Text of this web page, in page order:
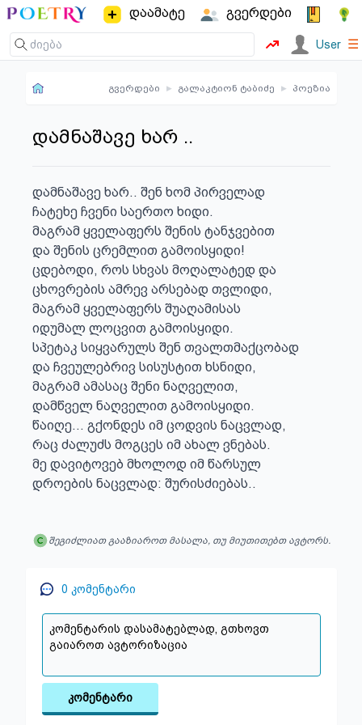
დაამატე გვერდები
User ☰
გვერდები ▸ გალაკტიონ ტაბიძე ▸ პოეზია
დამნაშავე ხარ ..
დამნაშავე ხარ.. შენ ხომ პირველად
ჩატეხე ჩვენი საერთო ხიდი.
მაგრამ ყველაფერს შენის ტანჯვებით
და შენის ცრემლით გამოისყიდი!
ცდებოდი, როს სხვას მოღალატედ და
ცხოვრების ამრევ არსებად თვლიდი,
მაგრამ ყველაფერს შუაღამისას
იდუმალ ლოცვით გამოისყიდი.
სპეტაკ სიყვარულს შენ თვალთმაქცობად
და ჩვეულებრივ სისუსტით ხსნიდი,
მაგრამ ამასაც შენი ნაღველით,
დამწველ ნაღველით გამოისყიდი.
წაიღე... გქონდეს იმ ცოდვის ნაცვლად,
რაც ძალუძს მოგცეს იმ ახალ ვნებას.
მე დავიტოვებ მხოლოდ იმ წარსულ
დროების ნაცვლად: შურისძიებას..
შეგიძლიათ გააზიაროთ მასალა, თუ მიუთითებთ ავტორს.
0 კომენტარი
კომენტარი